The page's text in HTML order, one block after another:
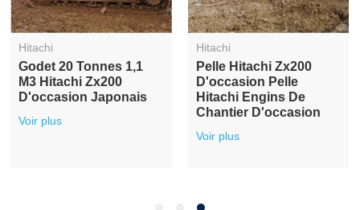
Hitachi
Godet 20 Tonnes 1,1
M3 Hitachi Zx200
D'occasion Japonais
Voir plus
Hitachi
Pelle Hitachi Zx200
D'occasion Pelle
Hitachi Engins De
Chantier D'occasion
Voir plus